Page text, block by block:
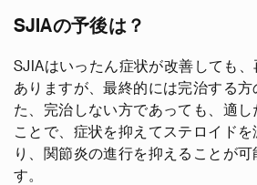
SJIAの予後は？
SJIAはいったん症状が改善しても
ありますが、最終的には完治する方
た、完治しない方であっても、適
ことで、症状を抑えてステロイドを
り、関節炎の進行を抑えることが可
す。